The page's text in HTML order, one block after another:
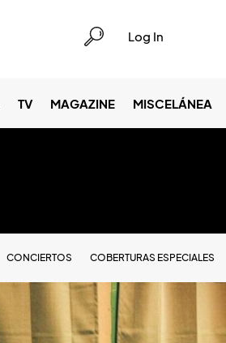
Log In
TV MAGAZINE MISCELÁNEA
CONCIERTOS COBERTURAS ESPECIALES